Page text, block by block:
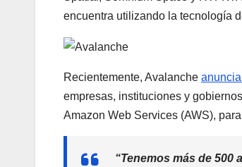
encuentra utilizando la tecnología
Recientemente, Avalanche
empresas, instituciones y
Amazon Web Services (AWS),
“Tenemos más de